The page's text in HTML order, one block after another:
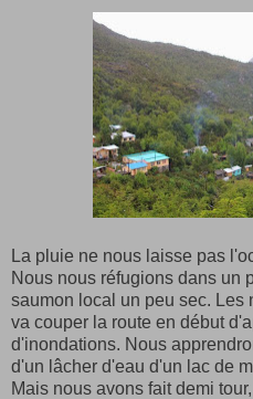
La pluie ne nous laisse pas
Nous nous réfugions dans un
saumon local un peu sec. Les
va couper la route en début
d'inondations. Nous
d'un lâcher d'eau d'un lac de
Mais nous avons fait demi